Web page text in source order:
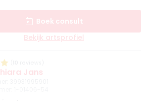
Boek consult
Bekijk artsprofiel
Jans